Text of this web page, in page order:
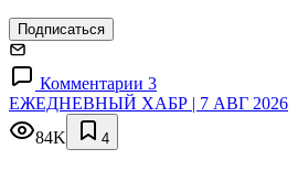
Подписаться
Комментарии 3
ЕЖЕДНЕВНЫЙ ХАБР | 7 АВГ 2026
84K
4